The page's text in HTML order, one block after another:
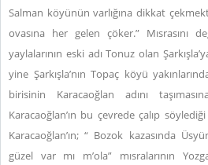
Salman köyünün varlığına dikkat
ovasına her gelen çöker.” Mısrasını
yaylalarının eski adı Tonuz olan
yine Şarkışla’nın Topaç köyü
birisinin Karacaoğlan adını
Karacaoğlan’ın bu çevrede çalıp
Karacaoğlan’ın; “ Bozok kazasında
güzel var mı m’ola” mısralarının